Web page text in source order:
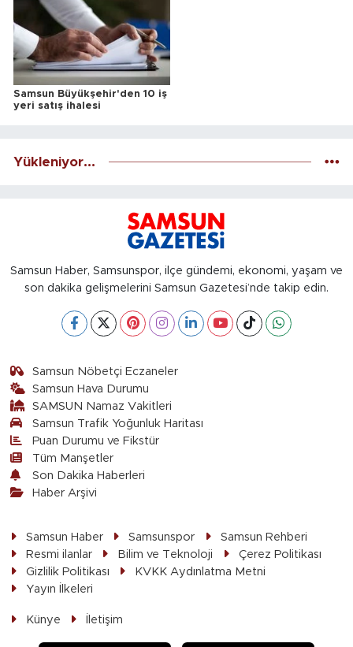
Samsun Büyükşehir'den 10 iş
yeri satış ihalesi
Yükleniyor...
Samsun Haber, Samsunspor, ilçe gündemi, ekonomi, yaşam ve
son dakika gelişmelerini Samsun Gazetesi’nde takip edin.
Samsun Nöbetçi Eczaneler
Samsun Hava Durumu
SAMSUN Namaz Vakitleri
Samsun Trafik Yoğunluk Haritası
Puan Durumu ve Fikstür
Tüm Manşetler
Son Dakika Haberleri
Haber Arşivi
Samsun Haber Samsunspor
Samsun Rehberi
Resmi ilanlar
Bilim ve Teknoloji
Çerez Politikası
Gizlilik Politikası
KVKK Aydınlatma Metni
Yayın İlkeleri
Künye İletişim